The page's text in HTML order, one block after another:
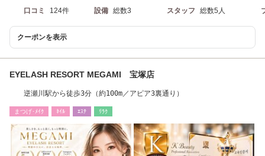
口コミ 124件 設備 総数3 スタッフ 総数5人
クーポンを表示
EYELASH RESORT MEGAMI 宝塚店
逆瀬川駅から徒歩3分（約100m／アピア3裏通り）
まつげ･ﾒｲｸ ﾈｲﾙ ｴｽﾃ ﾘﾗｸ